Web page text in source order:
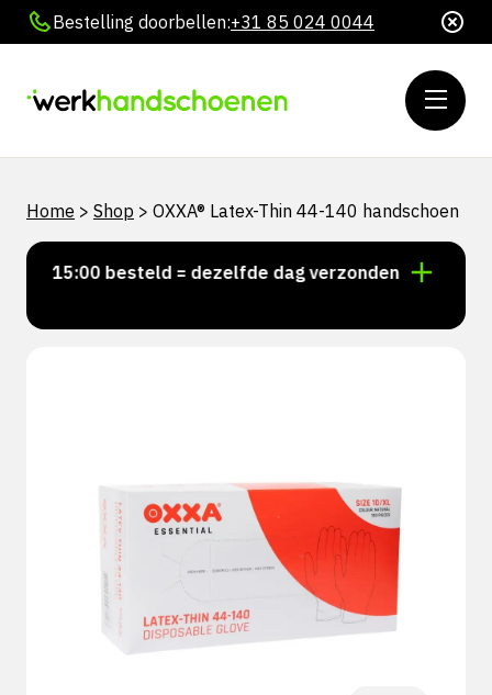
Bestelling doorbellen:+31 85 024 0044
Home > Shop > OXXA® Latex-Thin 44-140 handschoen
15:00 besteld = dezelfde dag verzonden